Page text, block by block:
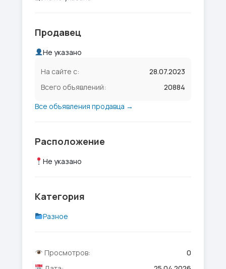
Продавец
Не указано
На сайте с:
28.07.2023
Всего объявлений:
20884
Все объявления продавца →
Расположение
Не указано
Категория
Разное
Просмотров:
0